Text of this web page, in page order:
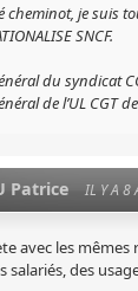
je suis
SNCF.
du syndicat
de l’UL CGT
Patrice IL Y A 8
avec les
des